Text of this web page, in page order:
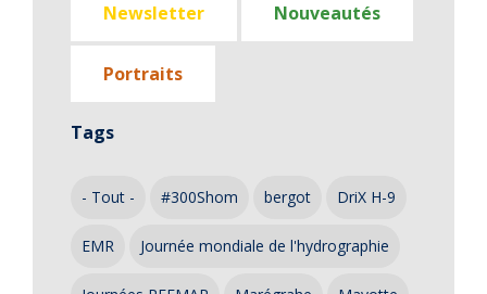
Newsletter Nouveautés
Portraits
Tags
- Tout - #300Shom bergot DriX H-9
EMR Journée mondiale de l'hydrographie